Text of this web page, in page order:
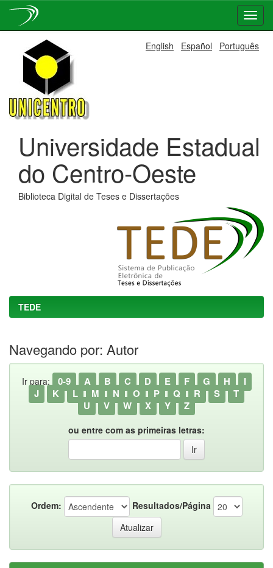
navigation
English Español Português
Universidade Estadual
do Centro-Oeste
Biblioteca Digital de Teses e Dissertações
TEDE
Navegando por: Autor
Ir para: 0-9 A B C D E F G H
I
J
K L M N O P Q R S
T
U
V W X Y Z
ou entre com as primeiras letras:
Ordem: Resultados/Página